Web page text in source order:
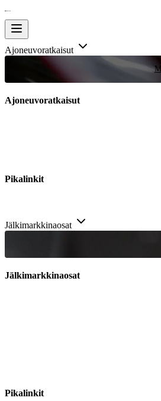
Ajoneuvoratkaisut
Ajoneuvoratkaisut
Pikalinkit
Jälkimarkkinaosat
Jälkimarkkinaosat
Pikalinkit